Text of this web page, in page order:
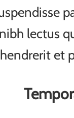
lectus
et